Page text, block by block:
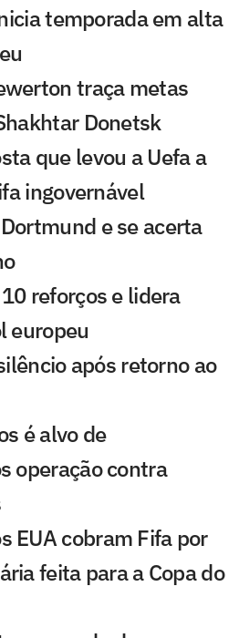
temporada em alta
traça metas
Donetsk
que levou a Uefa a
ingovernável
e se acerta
reforços e lidera
europeu
após retorno ao
é alvo de
operação contra
EUA cobram Fifa por
feita para a Copa do